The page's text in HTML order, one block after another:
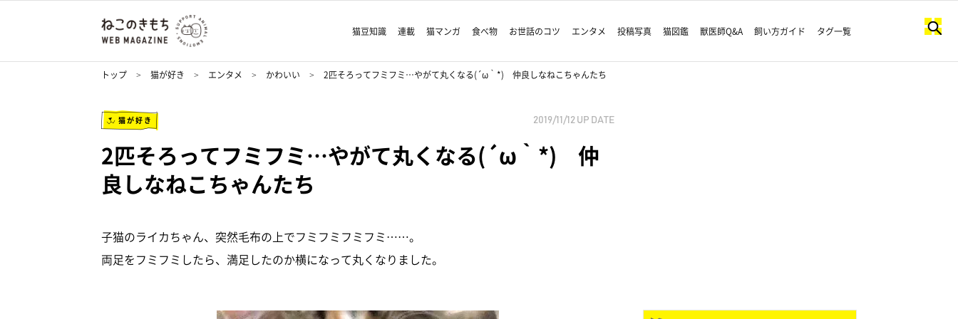
猫豆知識 連載 猫マンガ 食べ物 お世話のコツ エンタメ 投稿写真 猫図鑑 獣医師Q&A 飼い方ガイド タグ一覧
トップ 猫が好き エンタメ かわいい 2匹そろってフミフミ…やがて丸くなる(´ω｀*) 仲良しなねこちゃんたち
猫が好き 2019/11/12 UP DATE
2匹そろってフミフミ…やがて丸くなる(´ω｀*) 仲
良しなねこちゃんたち
子猫のライカちゃん、突然毛布の上でフミフミフミフミ……。
両足をフミフミしたら、満足したのか横になって丸くなりました。